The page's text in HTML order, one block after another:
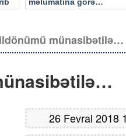
ildönümü münasibətilə…
26 Fevral 2018